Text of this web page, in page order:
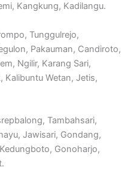
Kangkung, Kadilangu.
Tunggulrejo,
Pakauman, Candiroto,
Ngilir, Karang Sari,
Kalibuntu Wetan, Jetis,
Tambahsari,
Jawisari, Gondang,
Gonoharjo,